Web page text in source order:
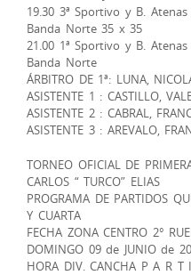
19.30 3ª Sportivo y B.
Banda Norte 35 x 35
21.00 1ª Sportivo y B.
Banda Norte
ÁRBITRO DE 1ª: LUNA,
ASISTENTE 1 : CASTILLO,
ASISTENTE 2 : CABRAL,
ASISTENTE 3 : AREVALO,
TORNEO OFICIAL DE
CARLOS “ TURCO” ELIAS
PROGRAMA DE PARTIDOS
Y CUARTA
FECHA ZONA CENTRO 2°
DOMINGO 09 de JUNIO de
HORA DIV. CANCHA P A R T